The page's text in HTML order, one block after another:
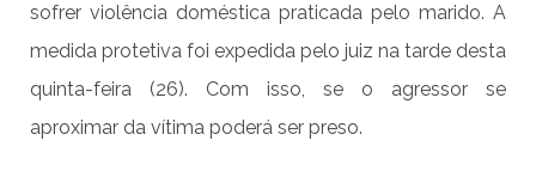
sofrer violência doméstica praticada pelo marido. A
medida protetiva foi expedida pelo juiz na tarde desta
quinta-feira (26). Com isso, se o agressor se
aproximar da vítima poderá ser preso.